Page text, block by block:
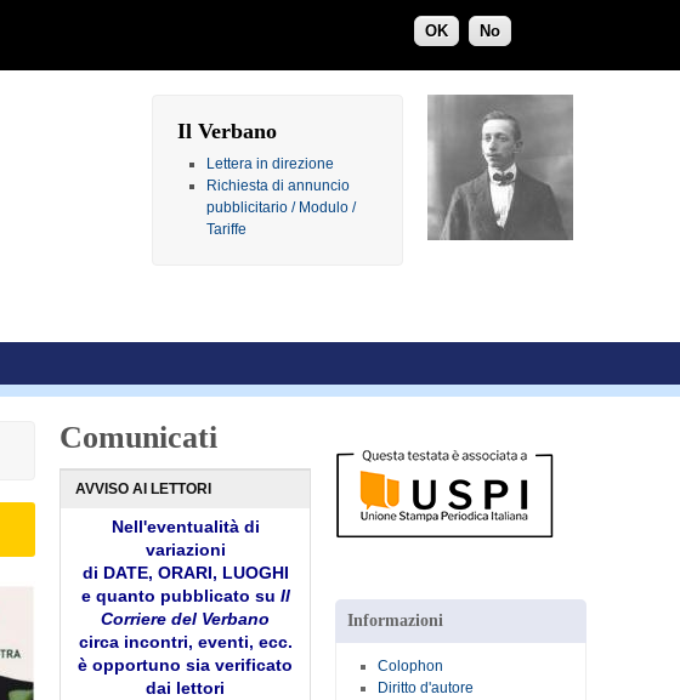
OK No
Il Verbano
Lettera in direzione
Richiesta di annuncio
pubblicitario / Modulo /
Tariffe
Informazioni
Colophon
Diritto d'autore
Comunicati
AVVISO AI LETTORI
Nell'eventualità di
variazioni
di DATE, ORARI, LUOGHI
e quanto pubblicato su Il
Corriere del Verbano
circa incontri, eventi, ecc.
è opportuno sia verificato
dai lettori